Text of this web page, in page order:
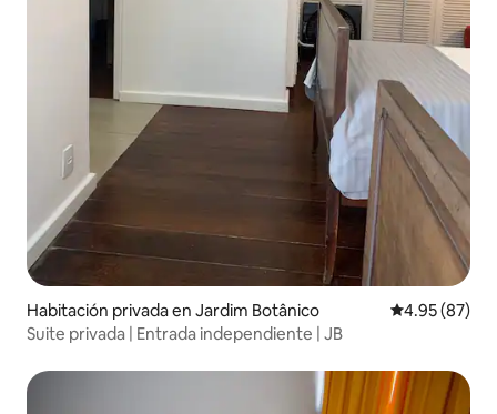
Habitación privada en Jardim Botânico Calificación
4.95 (87)
Suite privada | Entrada independiente | JB